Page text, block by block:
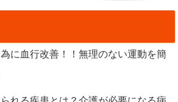
に血行改善！！無理のない運動を簡